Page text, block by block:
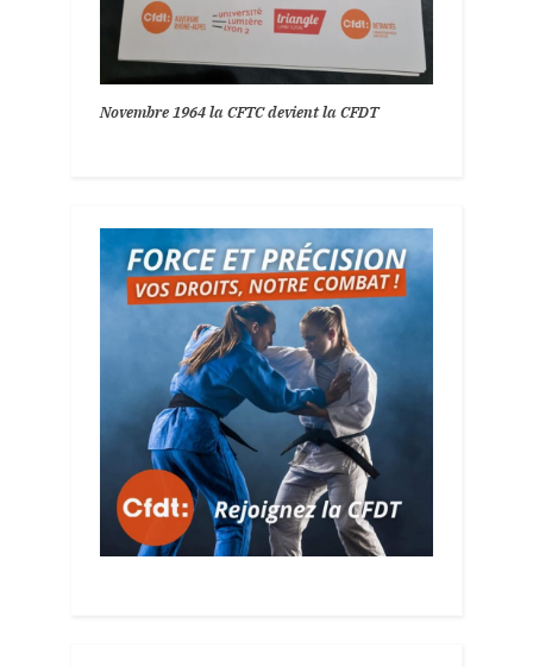
Novembre 1964 la CFTC devient la CFDT